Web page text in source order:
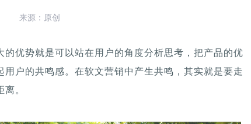
来源：原创
的优势就是可以站在用户的角度分析思考，把产品的优
户的共鸣感。在软文营销中产生共鸣，其实就是要走
。